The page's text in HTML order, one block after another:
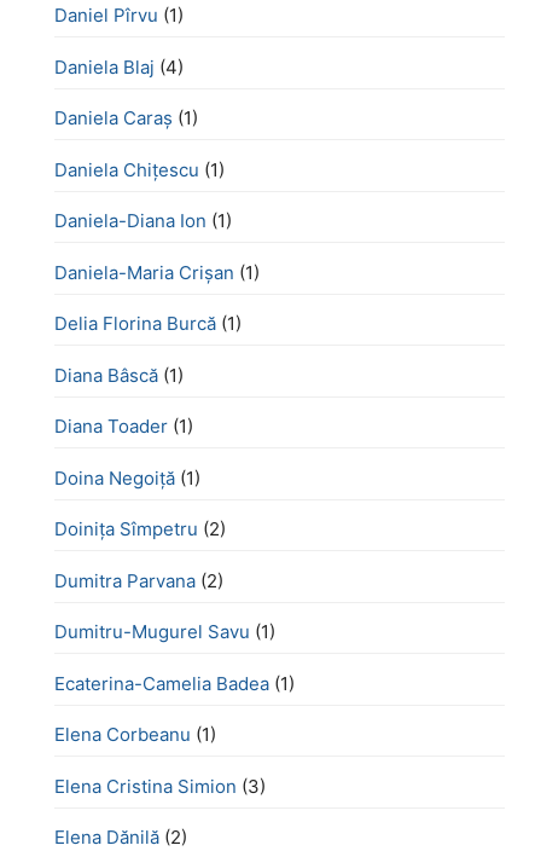
Daniel Pîrvu (1)
Daniela Blaj (4)
Daniela Caraș (1)
Daniela Chiţescu (1)
Daniela-Diana Ion (1)
Daniela-Maria Crișan (1)
Delia Florina Burcă (1)
Diana Bâscă (1)
Diana Toader (1)
Doina Negoiță (1)
Doinița Sîmpetru (2)
Dumitra Parvana (2)
Dumitru-Mugurel Savu (1)
Ecaterina-Camelia Badea (1)
Elena Corbeanu (1)
Elena Cristina Simion (3)
Elena Dănilă (2)